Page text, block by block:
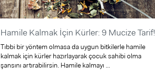
Hamile Kalmak İçin Kürler: 9 Mucize Tarif!
Tıbbi bir yöntem olmasa da uygun bitkilerle hamile
kalmak için kürler hazırlayarak çocuk sahibi olma
şansını artırabilirsin. Hamile kalmayı ...